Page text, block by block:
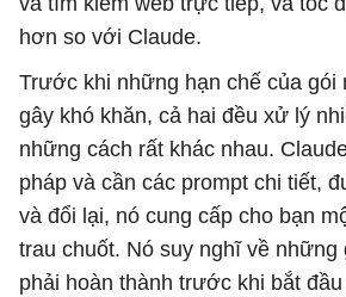
hơn so với Claude.
Trước khi những hạn chế của gói
gây khó khăn, cả hai đều xử lý
những cách rất khác nhau.
pháp và cần các prompt chi tiết,
và đổi lại, nó cung cấp cho bạn
trau chuốt. Nó suy nghĩ về
phải hoàn thành trước khi bắt